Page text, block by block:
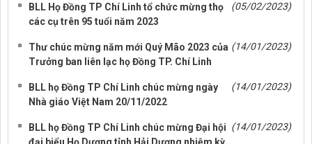
BLL Họ Đồng TP Chí Linh tổ chức mừng thọ
các cụ trên 95 tuổi năm 2023
(05/02/2023)
Thư chúc mừng năm mới Quý Mão 2023 của
Trưởng ban liên lạc họ Đồng TP. Chí Linh
(14/01/2023)
BLL họ Đồng TP Chí Linh chúc mừng ngày
Nhà giáo Việt Nam 20/11/2022
(14/01/2023)
BLL họ Đồng TP Chí Linh chúc mừng Đại hội (14/01/2023)